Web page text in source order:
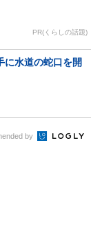
PR(くらしの話題)
に水道の蛇口を開
by